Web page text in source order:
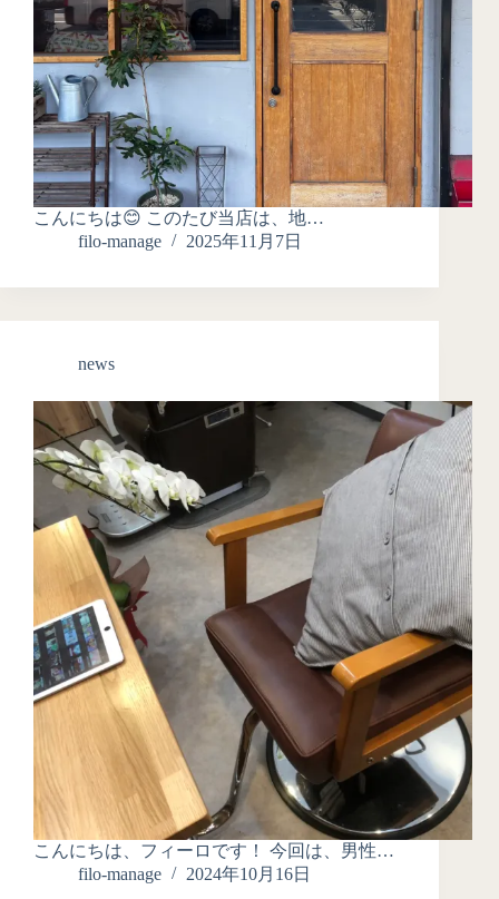
こんにちは😊 このたび当店は、地…
filo-manage
2025年11月7日
news
こんにちは、フィーロです！ 今回は、男性…
filo-manage
2024年10月16日